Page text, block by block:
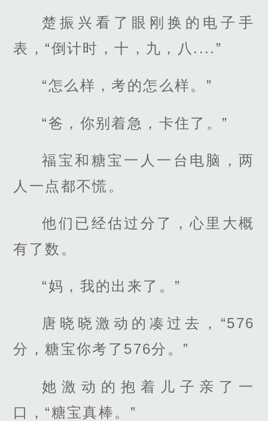
楚振兴看了眼刚换的电子手
表，“倒计时，十，九，八....”
“怎么样，考的怎么样。”
“爸，你别着急，卡住了。”
福宝和糖宝一人一台电脑，两
人一点都不慌。
他们已经估过分了，心里大概
有了数。
“妈，我的出来了。”
唐晓晓激动的凑过去，“576
分，糖宝你考了576分。”
她激动的抱着儿子亲了一
口，“糖宝真棒。”